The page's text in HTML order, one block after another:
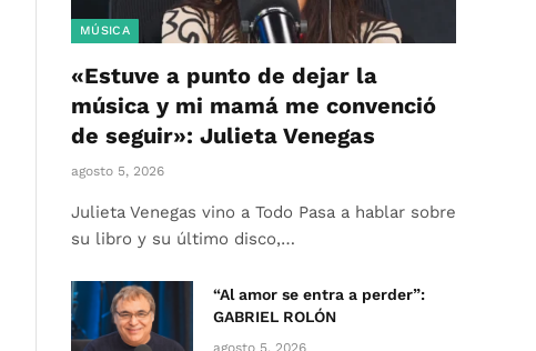
MÚSICA
«Estuve a punto de dejar la
música y mi mamá me convenció
de seguir»: Julieta Venegas
agosto 5, 2026
Julieta Venegas vino a Todo Pasa a hablar sobre
su libro y su último disco,…
“Al amor se entra a perder”:
GABRIEL ROLÓN
agosto 5, 2026